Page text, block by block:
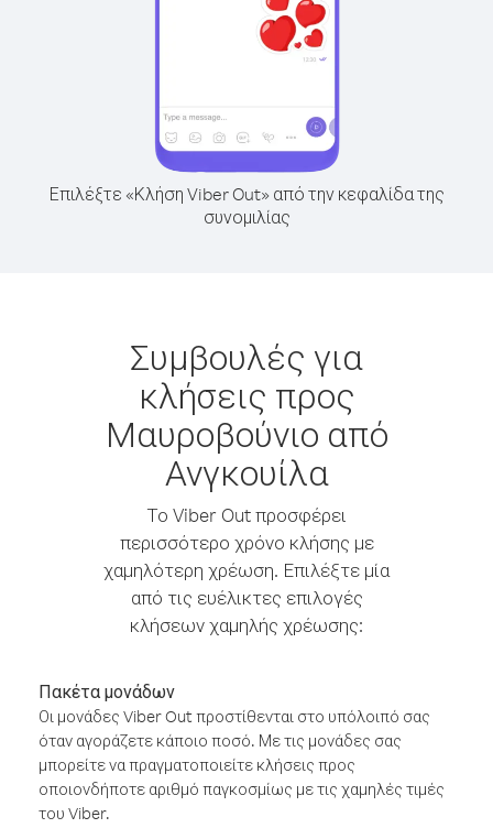
Επιλέξτε «Κλήση Viber Out» από την κεφαλίδα της
συνομιλίας
Συμβουλές για
κλήσεις προς
Μαυροβούνιο από
Ανγκουίλα
Το Viber Out προσφέρει
περισσότερο χρόνο κλήσης με
χαμηλότερη χρέωση. Επιλέξτε μία
από τις ευέλικτες επιλογές
κλήσεων χαμηλής χρέωσης:
Πακέτα μονάδων
Οι μονάδες Viber Out προστίθενται στο υπόλοιπό σας
όταν αγοράζετε κάποιο ποσό. Με τις μονάδες σας
μπορείτε να πραγματοποιείτε κλήσεις προς
οποιονδήποτε αριθμό παγκοσμίως με τις χαμηλές τιμές
του Viber.